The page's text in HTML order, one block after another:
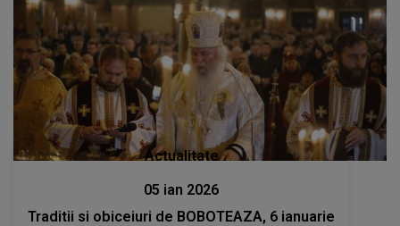
Actualitate
05 ian 2026
Traditii si obiceiuri de BOBOTEAZA, 6 ianuarie